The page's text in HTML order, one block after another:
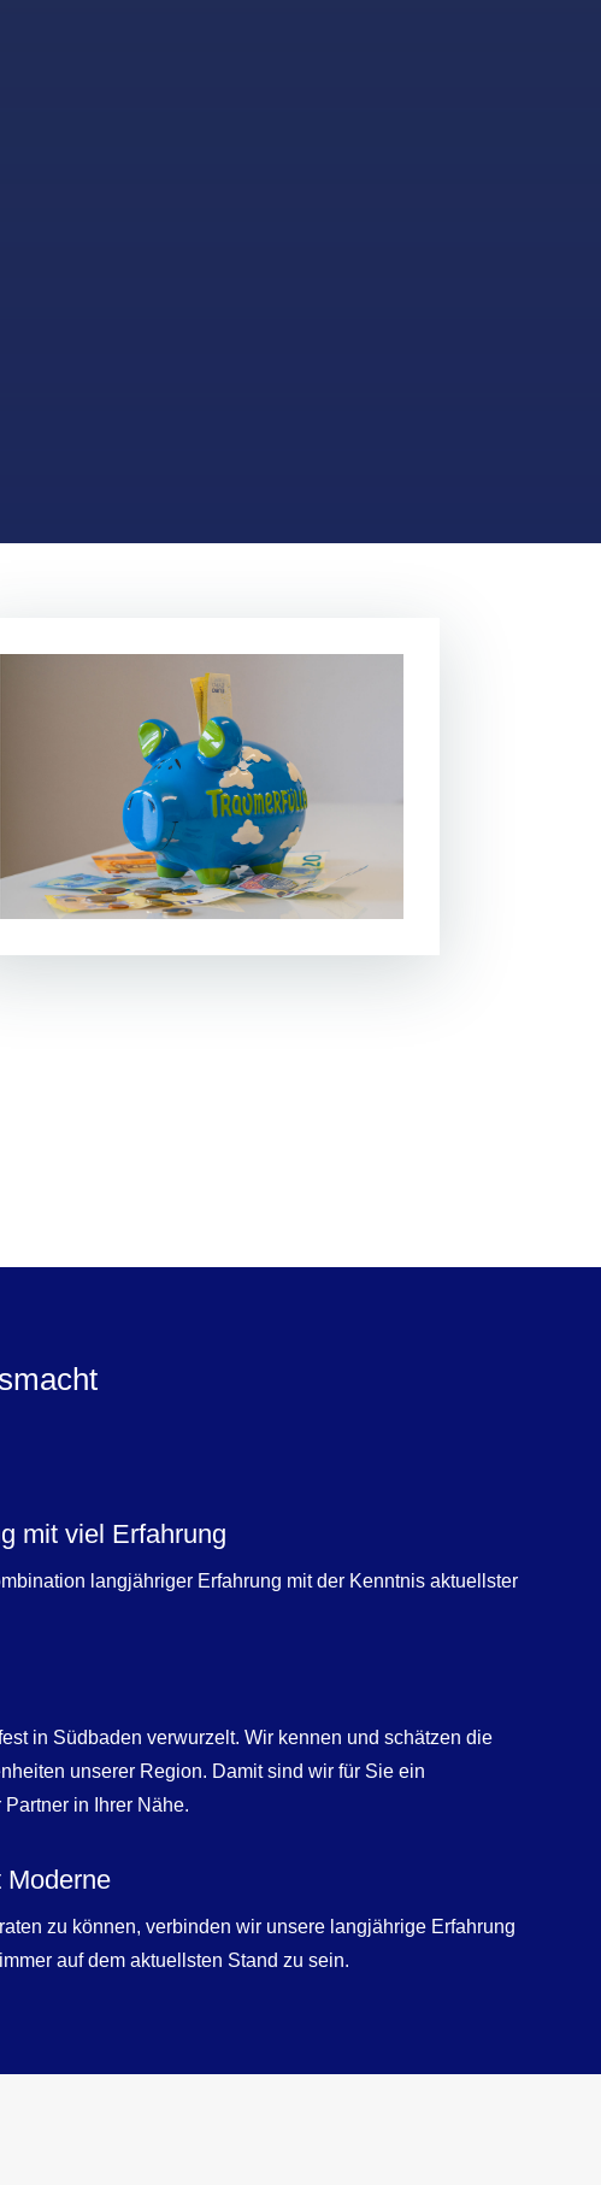
mit viel Erfahrung
langjähriger Erfahrung mit der Kenntnis aktuellster
in Südbaden verwurzelt. Wir kennen und schätzen die
unserer Region. Damit sind wir für Sie ein
in Ihrer Nähe.
Moderne
zu können, verbinden wir unsere langjährige Erfahrung
auf dem aktuellsten Stand zu sein.